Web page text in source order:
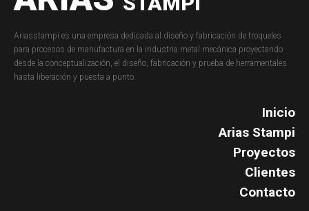
Ariasstampi es una empresa dedicada al diseño y fabricación de troqueles
para procesos de manufactura en la industria metal mecánica proyectando
desde la conceptualización, el diseño, fabricación y prueba de herramentales
hasta liberación y puesta a punto.
Inicio
Arias Stampi
Proyectos
Clientes
Contacto